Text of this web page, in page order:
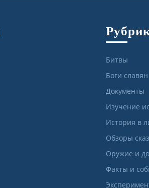
Битвы
Боги славян
Документы
Изучение
История в
Обзоры
Оружие и
Факты и